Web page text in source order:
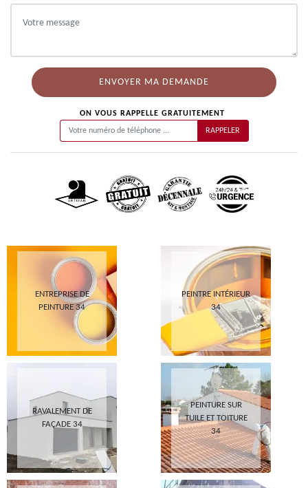
ON VOUS RAPPELLE GRATUITEMENT
ENTREPRISE DE
PEINTURE 34
PEINTRE INTÉRIEUR
34
RAVALEMENT DE
FAÇADE 34
PEINTURE SUR
TUILE ET TOITURE
34